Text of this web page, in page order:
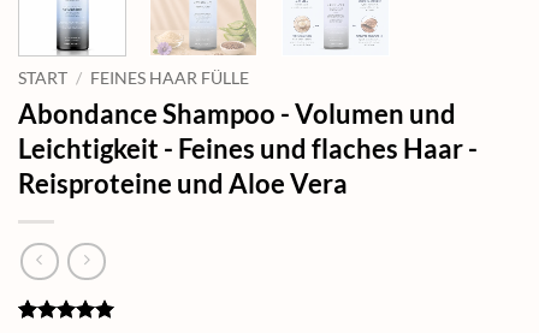
START / FEINES HAAR FÜLLE
Abondance Shampoo - Volumen und
Leichtigkeit - Feines und flaches Haar -
Reisproteine und Aloe Vera